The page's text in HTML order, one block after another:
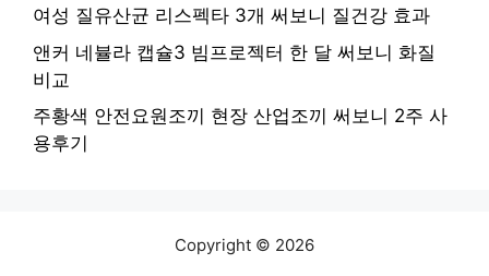
여성 질유산균 리스펙타 3개 써보니 질건강 효과
앤커 네뷸라 캡슐3 빔프로젝터 한 달 써보니 화질
비교
주황색 안전요원조끼 현장 산업조끼 써보니 2주 사
용후기
Copyright © 2026